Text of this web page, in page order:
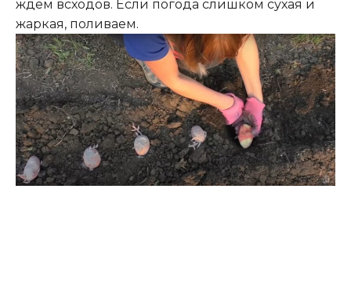
ждем всходов. Если погода слишком сухая и
жаркая, поливаем.